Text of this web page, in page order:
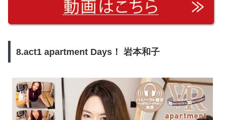
8.act1 apartment Days！ 岩本和子